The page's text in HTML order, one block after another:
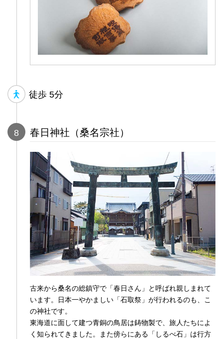
徒歩 5分
8 春日神社（桑名宗社）
古来から桑名の総鎮守で「春日さん」と呼ばれ親しまれて
います。日本一やかましい「石取祭」が行われるのも、こ
の神社です。
東海道に面して建つ青銅の鳥居は鋳物製で、旅人たちによ
く知られてきました。また傍らにある「しるべ石」は行方